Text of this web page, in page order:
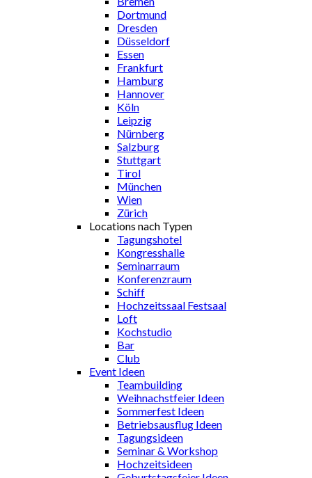
Dortmund
Dresden
Düsseldorf
Essen
Frankfurt
Hamburg
Hannover
Köln
Leipzig
Nürnberg
Salzburg
Stuttgart
Tirol
München
Wien
Zürich
Locations nach Typen
Tagungshotel
Kongresshalle
Seminarraum
Konferenzraum
Schiff
Hochzeitssaal Festsaal
Loft
Kochstudio
Bar
Club
Event Ideen
Teambuilding
Weihnachstfeier Ideen
Sommerfest Ideen
Betriebsausflug Ideen
Tagungsideen
Seminar & Workshop
Hochzeitsideen